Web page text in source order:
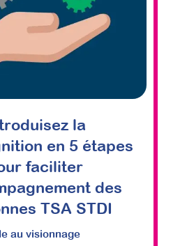
la
en 5 étapes
faciliter
des
TSA STDI
au visionnage